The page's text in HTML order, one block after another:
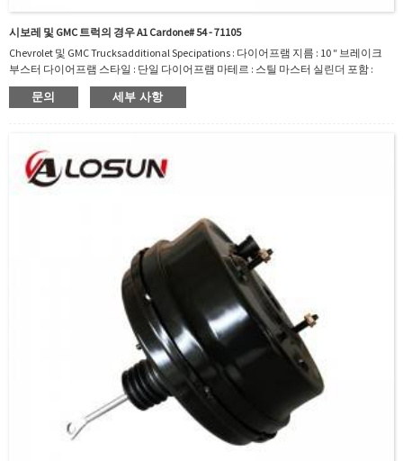
시보레 및 GMC 트럭의 경우 A1 Cardone# 54 - 71105
Chevrolet 및 GMC Trucksadditional Specipations : 다이어프램 지름 : 10 ″ 브레이크
부스터 다이어프램 스타일 : 단일 다이어프램 마테르 : 스틸 마스터 실린더 포함 :
Noom Interchange : 5471105A1 Cardone# 54 - 71105 IS Chevrolet, Nova, Nova,
Nohlet에 적합합니다. GMC 트럭 스프린트; 폰트 ...
문의 세부 사항